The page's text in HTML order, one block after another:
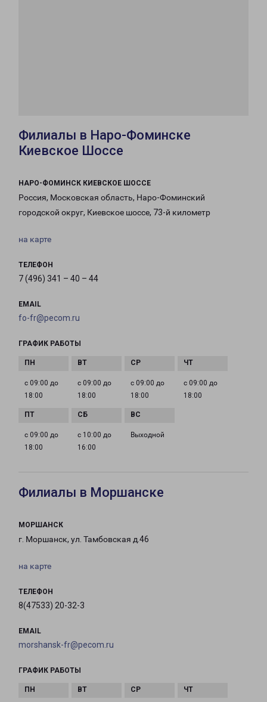
Филиалы в Наро-Фоминске
Киевское Шоссе
НАРО-ФОМИНСК КИЕВСКОЕ ШОССЕ
Россия, Московская область, Наро-Фоминский
городской округ, Киевское шоссе, 73-й километр
на карте
ТЕЛЕФОН
7 (496) 341 – 40 – 44
EMAIL
fo-fr@pecom.ru
ГРАФИК РАБОТЫ
с 09:00 до
18:00
с 09:00 до
18:00
с 09:00 до
18:00
с 09:00 до
18:00
с 09:00 до
18:00
с 10:00 до
16:00
Выходной
Филиалы в Моршанске
МОРШАНСК
г. Моршанск, ул. Тамбовская д.46
на карте
ТЕЛЕФОН
8(47533) 20-32-3
EMAIL
morshansk-fr@pecom.ru
ГРАФИК РАБОТЫ